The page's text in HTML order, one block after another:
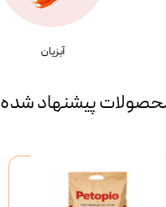
آبزیان
پیشنهاد شده